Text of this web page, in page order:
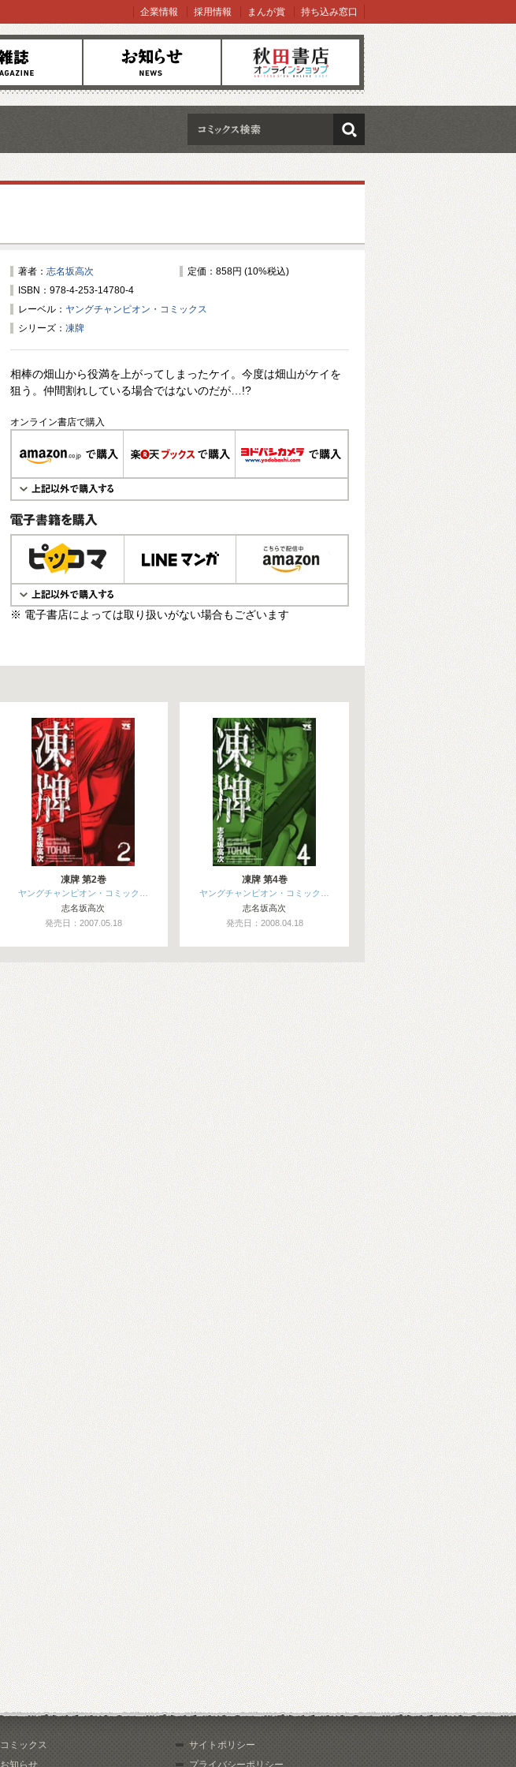
お知らせ オンラインショップ
企業情報 採用情報 まんが賞 持ち込み窓口
検索
著者： 志名坂高次
定価：858円 (10%税込)
ISBN：978-4-253-14780-4
レーベル： ヤングチャンピオン・コミックス
シリーズ： 凍牌
相棒の畑山から役満を上がってしまったケイ。今度は畑山がケイを
狙う。仲間割れしている場合ではないのだが…!?
オンライン書店で購入
電子書籍で購入
※ 電子書店によっては取り扱いがない場合もございます
凍牌 第2巻
ヤングチャンピオン・コミック…
志名坂高次
発売日：2007.05.18
凍牌 第4巻
ヤングチャンピオン・コミック…
志名坂高次
発売日：2008.04.18
コミックス
お知らせ
サイトポリシー
プライバシーポリシー